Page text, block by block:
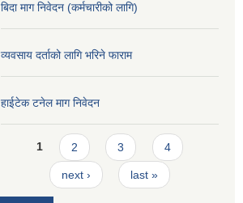
बिदा माग निवेदन (कर्मचारीको लागि)
व्यवसाय दर्ताको लागि भरिने फाराम
हाईटेक टनेल माग निवेदन
Pages
1 2 3 4
next › last »